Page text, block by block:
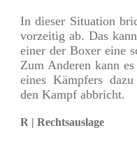
In dieser Situation
vorzeitig ab. Das
einer der Boxer eine
Zum Anderen kann
eines Kämpfers
den Kampf abbricht.
R | Rechtsauslage